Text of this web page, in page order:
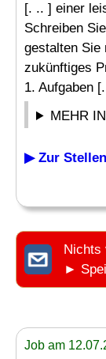
[. .. ] einer
Schreiben
gestalten Sie
zukünftiges
1. Aufgaben
MEHR
▶ Zur
Nichts
►
Job am